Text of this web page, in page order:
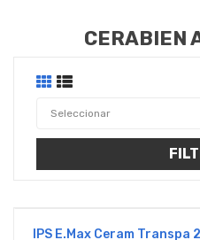
CERABIEN
Seleccionar
IPS E.max Ceram Transpa